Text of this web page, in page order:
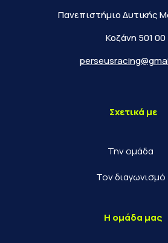
Πανεπιστήμιο Δυτικής
Κοζάνη 501 00
Σχετικά με
Την ομάδα
Τον διαγωνισμό
Η ομάδα μας